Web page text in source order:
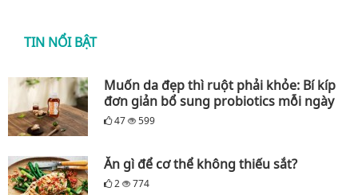
TIN NỔI BẬT
Muốn da đẹp thì ruột phải khỏe: Bí kíp
đơn giản bổ sung probiotics mỗi ngày
47 599
Ăn gì để cơ thể không thiếu sắt?
2 774